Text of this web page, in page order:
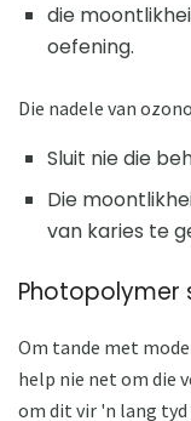
die
oefening.
Die nadele van
Sluit nie die
Die
van karies te
Photopolymer
Om tande met
help nie net om die
om dit vir 'n lang tyd